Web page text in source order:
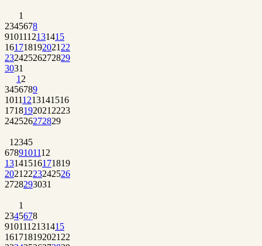
1
2345678
9101112131415
161718192021 22
23242526272829
3031
1 2
3456789
10111213141516
1718192021 2223
242526272829
1 2345
6789101112
13141516171819
2021 2223242526
2728293031
1
2345678
9101112131415
161718192021 22